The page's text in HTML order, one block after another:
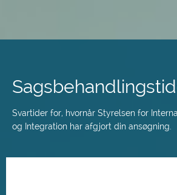
Svartider for, hvornår Styrelsen for
og Integration har afgjort din ansøgning.